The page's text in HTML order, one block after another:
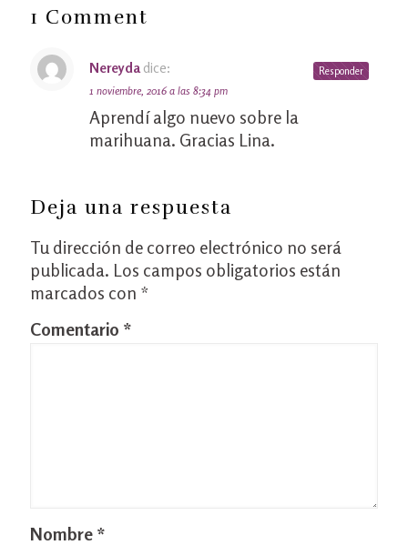
1 Comment
Nereyda dice:
1 noviembre, 2016 a las 8:34 pm
Aprendí algo nuevo sobre la
marihuana. Gracias Lina.
Responder
Deja una respuesta
Tu dirección de correo electrónico no será
publicada. Los campos obligatorios están
marcados con *
Comentario *
Nombre *